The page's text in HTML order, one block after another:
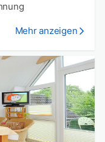
Mehr anzeigen